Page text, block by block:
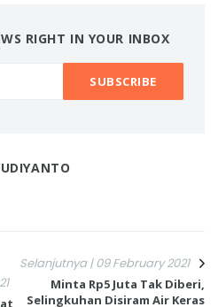
RIGHT IN YOUR INBOX
Selanjutnya | 09 February 2021
Minta Rp5 Juta Tak Diberi,
Selingkuhan Disiram Air Keras